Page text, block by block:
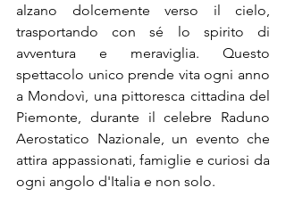
alzano dolcemente verso il cielo,
trasportando con sé lo spirito di
avventura e meraviglia. Questo
spettacolo unico prende vita ogni anno
a Mondovì, una pittoresca cittadina del
Piemonte, durante il celebre Raduno
Aerostatico Nazionale, un evento che
attira appassionati, famiglie e curiosi da
ogni angolo d'Italia e non solo.